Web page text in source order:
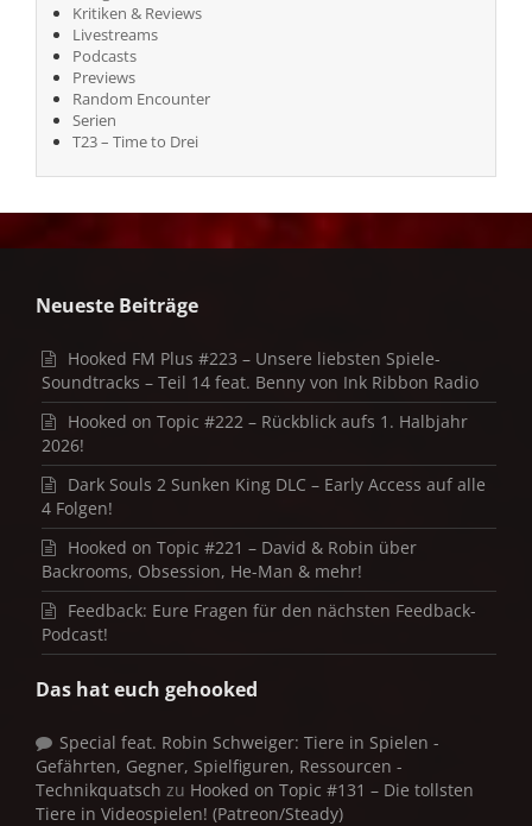
Kritiken & Reviews
Livestreams
Podcasts
Previews
Random Encounter
Serien
T23 – Time to Drei
Neueste Beiträge
Hooked FM Plus #223 – Unsere liebsten Spiele-
Soundtracks – Teil 14 feat. Benny von Ink Ribbon Radio
Hooked on Topic #222 – Rückblick aufs 1. Halbjahr
2026!
Dark Souls 2 Sunken King DLC – Early Access auf alle
4 Folgen!
Hooked on Topic #221 – David & Robin über
Backrooms, Obsession, He-Man & mehr!
Feedback: Eure Fragen für den nächsten Feedback-
Podcast!
Das hat euch gehooked
Special feat. Robin Schweiger: Tiere in Spielen -
Gefährten, Gegner, Spielfiguren, Ressourcen -
Technikquatsch zu Hooked on Topic #131 – Die tollsten
Tiere in Videospielen! (Patreon/Steady)